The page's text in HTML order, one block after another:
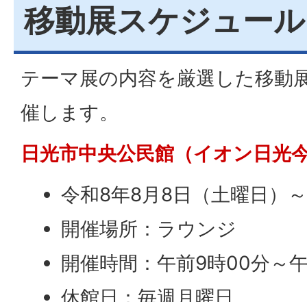
移動展スケジュール
テーマ展の内容を厳選した移動
催します。
日光市中央公民館（イオン日光
令和8年8月8日（土曜日）
開催場所：ラウンジ
開催時間：午前9時00分～